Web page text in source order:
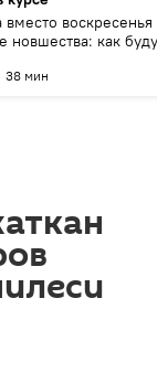
воскресенья и
новшества: как будут
38 мин